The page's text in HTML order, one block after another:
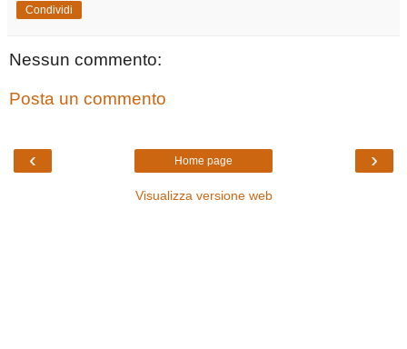
Condividi
Nessun commento:
Posta un commento
‹ ›
Home page
Visualizza versione web